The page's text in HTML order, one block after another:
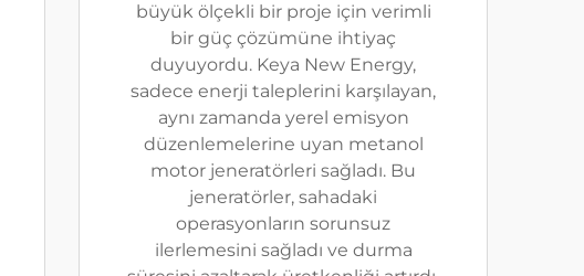
büyük ölçekli bir proje için verimli
bir güç çözümüne ihtiyaç
duyuyordu. Keya New Energy,
sadece enerji taleplerini karşılayan,
aynı zamanda yerel emisyon
düzenlemelerine uyan metanol
motor jeneratörleri sağladı. Bu
jeneratörler, sahadaki
operasyonların sorunsuz
ilerlemesini sağladı ve durma